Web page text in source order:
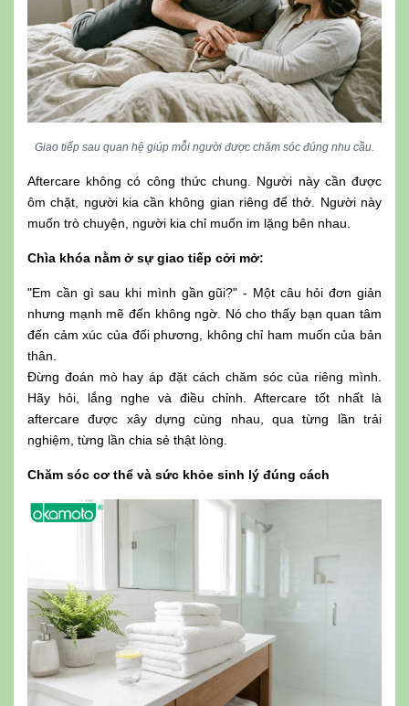
Giao tiếp sau quan hệ giúp mỗi người được chăm sóc đúng nhu cầu.
Aftercare không có công thức chung. Người này cần được
ôm chặt, người kia cần không gian riêng để thở. Người này
muốn trò chuyện, người kia chỉ muốn im lặng bên nhau.
Chìa khóa nằm ở sự giao tiếp cởi mở:
"Em cần gì sau khi mình gần gũi?" - Một câu hỏi đơn giản
nhưng mạnh mẽ đến không ngờ. Nó cho thấy bạn quan tâm
đến cảm xúc của đối phương, không chỉ ham muốn của bản
thân.
Đừng đoán mò hay áp đặt cách chăm sóc của riêng mình.
Hãy hỏi, lắng nghe và điều chỉnh. Aftercare tốt nhất là
aftercare được xây dựng cùng nhau, qua từng lần trải
nghiệm, từng lần chia sẻ thật lòng.
Chăm sóc cơ thể và sức khỏe sinh lý đúng cách